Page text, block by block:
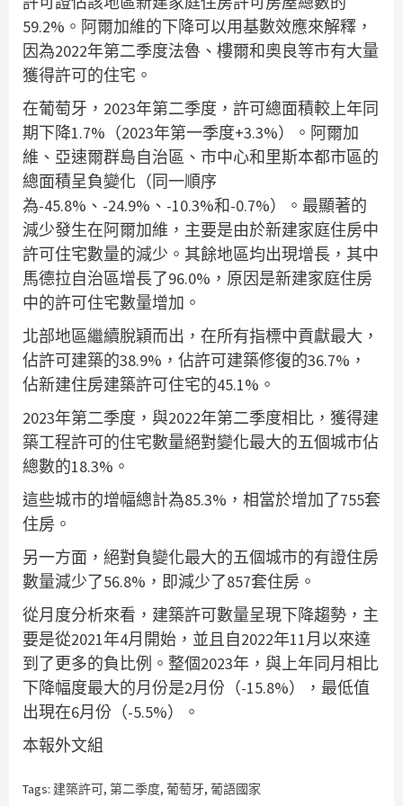
59.2%。阿爾加維的下降可以用基數效應來解釋，
因為2022年第二季度法魯、樓爾和奧良等市有大量
獲得許可的住宅。
在葡萄牙，2023年第二季度，許可總面積較上年同
期下降1.7%（2023年第一季度+3.3%）。阿爾加
維、亞速爾群島自治區、市中心和里斯本都市區的
總面積呈負變化（同一順序
為-45.8%、-24.9%、-10.3%和-0.7%）。最顯著的
減少發生在阿爾加維，主要是由於新建家庭住房中
許可住宅數量的減少。其餘地區均出現增長，其中
馬德拉自治區增長了96.0%，原因是新建家庭住房
中的許可住宅數量增加。
北部地區繼續脫穎而出，在所有指標中貢獻最大，
佔許可建築的38.9%，佔許可建築修復的36.7%，
佔新建住房建築許可住宅的45.1%。
2023年第二季度，與2022年第二季度相比，獲得建
築工程許可的住宅數量絕對變化最大的五個城市佔
總數的18.3%。
這些城市的增幅總計為85.3%，相當於增加了755套
住房。
另一方面，絕對負變化最大的五個城市的有證住房
數量減少了56.8%，即減少了857套住房。
從月度分析來看，建築許可數量呈現下降趨勢，主
要是從2021年4月開始，並且自2022年11月以來達
到了更多的負比例。整個2023年，與上年同月相比
下降幅度最大的月份是2月份（-15.8%），最低值
出現在6月份（-5.5%）。
本報外文組
Tags: 建築許可, 第二季度, 葡萄牙, 葡語國家